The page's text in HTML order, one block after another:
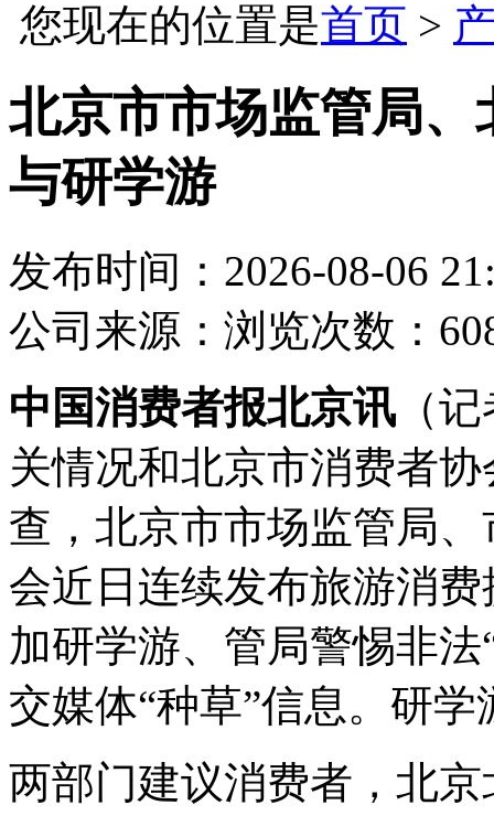
您现在的位置是首页 >
北京市市场监管局
与研学游
发布时间：2026-08-06
公司 来源： 浏览次数：
中国消费者报北京讯 （
关情况和北京市消费者
查，北京市市场监管局
会近日连续发布旅游消
加研学游、管局警惕非
交媒体“种草”信息。研学
两部门建议消费者，北